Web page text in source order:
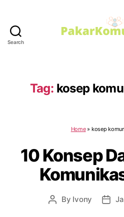
Search
Tag: kosep
Home» kosep
10 Konsep
Post
By Ivony
Post